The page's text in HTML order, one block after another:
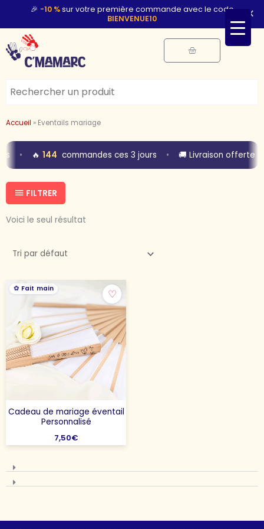
🎉 -10 %sur votre première commande avec le code
BIENVENUE10
×
contenu
Panier
Accueil » Eventails mariage
• 🔥 144 commandes ces 3 jours • 🚚 Livraison offerte
FILTRER
Voici le seul résultat
Fait main ♡
Cadeau de mariage éventail
Personnalisé
7,50€